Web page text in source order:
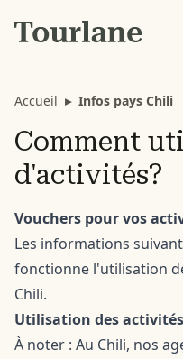
Accueil ▸ Infos pays Chili
Comment
d'activités?
Vouchers pour vos
Les informations
fonctionne l'utilisation
Chili.
Utilisation des
À noter : Au Chili, nos